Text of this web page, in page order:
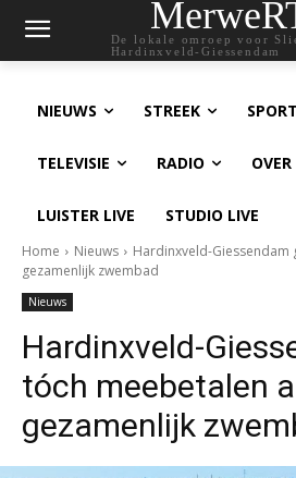
De lokale omroep voor
Hardinxveld-Giessendam
NIEUWS STREEK SPORT
TELEVISIE RADIO
LUISTER LIVE STUDIO LIVE
Home Nieuws
Hardinxveld-Giessendam
gezamenlijk zwembad
Nieuws
Hardinxveld-
tóch meebetalen
gezamenlijk